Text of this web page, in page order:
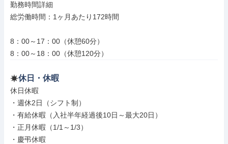
勤務時間詳細
総労働時間：1ヶ月あたり172時間
8：00～17：00（休憩60分）
8：00～18：00（休憩120分）
休日・休暇
休日休暇
・週休2日（シフト制）
・有給休暇（入社半年経過後10日～最大20日）
・正月休暇（1/1～1/3）
・慶弔休暇